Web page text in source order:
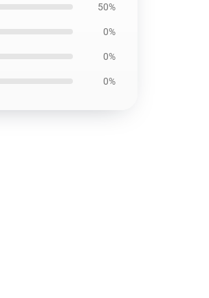
50%
0%
0%
0%